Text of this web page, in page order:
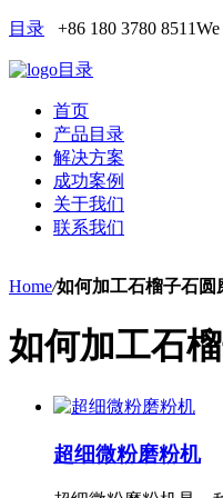
目录 +86 180 3780 8511
目录
首页
产品目录
解决方案
成功案例
关于我们
联系我们
Home/如何加工石榴子石圆
如何加工石
超细微粉磨粉机